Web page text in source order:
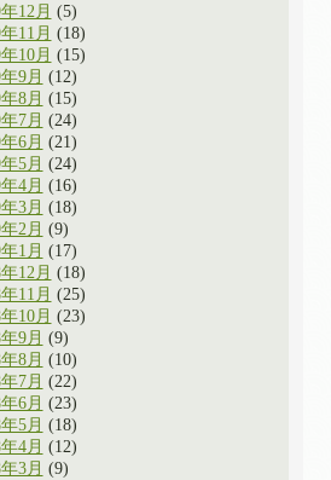
12月 (5)
11月 (18)
10月 (15)
9月 (12)
8月 (15)
7月 (24)
6月 (21)
5月 (24)
4月 (16)
3月 (18)
2月 (9)
1月 (17)
12月 (18)
11月 (25)
10月 (23)
9月 (9)
8月 (10)
7月 (22)
6月 (23)
5月 (18)
4月 (12)
3月 (9)